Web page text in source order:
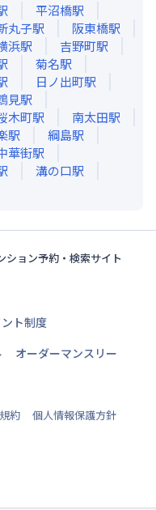
平沼橋駅
丸子駅 阪東橋駅
浜駅 吉野町駅
菊名駅
日ノ出町駅
見駅
木町駅 南太田駅
駅 綱島駅
華街駅
溝の口駅
ション予約・検索サイト
ト制度
オーダーマンスリー
約
個人情報保護方針